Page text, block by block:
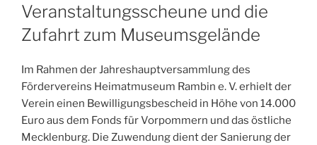
Veranstaltungsscheune und die
Zufahrt zum Museumsgelände
Im Rahmen der Jahreshauptversammlung des
Fördervereins Heimatmuseum Rambin e. V. erhielt der
Verein einen Bewilligungsbescheid in Höhe von 14.000
Euro aus dem Fonds für Vorpommern und das östliche
Mecklenburg. Die Zuwendung dient der Sanierung der